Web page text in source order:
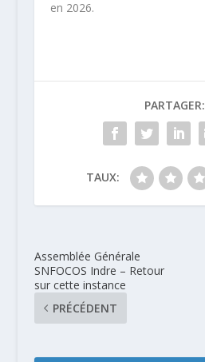
en 2026.
PARTAGER:
TAUX:
Assemblée Générale
SNFOCOS Indre – Retour
sur cette instance
PRÉCÉDENT